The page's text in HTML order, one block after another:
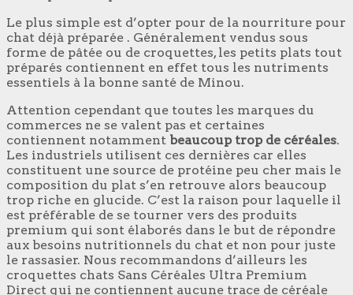
Le plus simple est d’opter pour de la nourriture pour
chat déjà préparée . Généralement vendus sous
forme de pâtée ou de croquettes, les petits plats tout
préparés contiennent en effet tous les nutriments
essentiels à la bonne santé de Minou.
Attention cependant que toutes les marques du
commerces ne se valent pas et certaines
contiennent notamment beaucoup trop de céréales.
Les industriels utilisent ces dernières car elles
constituent une source de protéine peu cher mais le
composition du plat s’en retrouve alors beaucoup
trop riche en glucide. C’est la raison pour laquelle il
est préférable de se tourner vers des produits
premium qui sont élaborés dans le but de répondre
aux besoins nutritionnels du chat et non pour juste
le rassasier. Nous recommandons d’ailleurs les
croquettes chats Sans Céréales Ultra Premium
Direct qui ne contiennent aucune trace de céréale